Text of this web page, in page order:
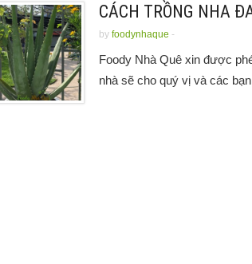
CÁCH TRỒNG NHA
by foodynhaque -
Foody Nhà Quê xin được
nhà sẽ cho quý vị và các